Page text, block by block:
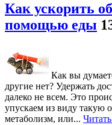
Как ускорить
помощью еды
Как вы
другие нет? Удержать
далеко не всем. Это
упускаем из виду такую
метаболизм, или...